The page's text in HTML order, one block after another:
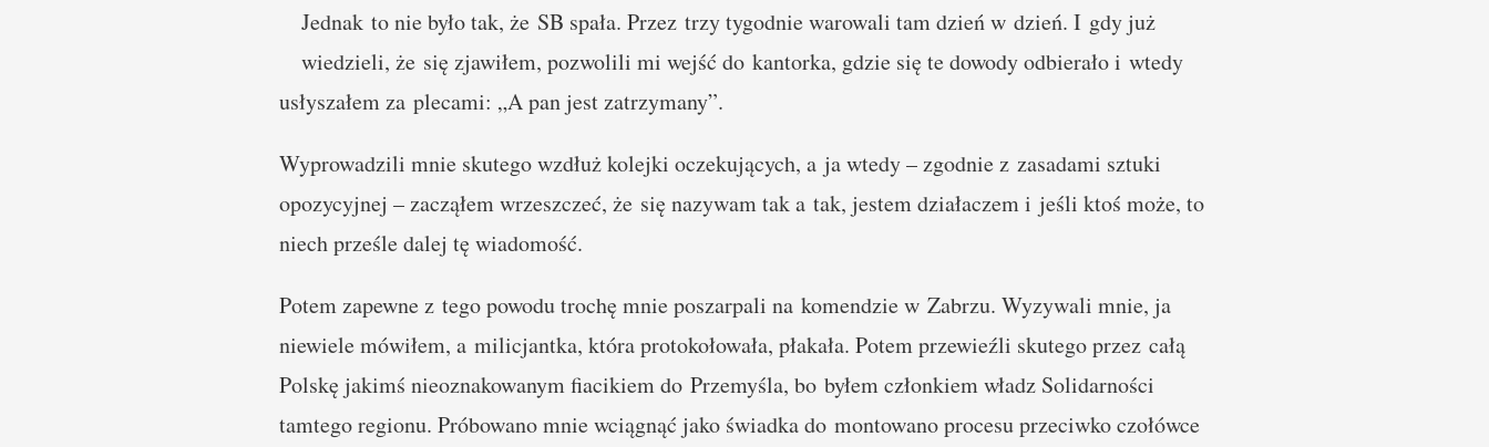
Jednak to nie było tak, że SB spała. Przez trzy tygodnie warowali tam dzień w dzień. I gdy już
wiedzieli, że się zjawiłem, pozwolili mi wejść do kantorka, gdzie się te dowody odbierało i wtedy
usłyszałem za plecami: „A pan jest zatrzymany”.
Wyprowadzili mnie skutego wzdłuż kolejki oczekujących, a ja wtedy – zgodnie z zasadami sztuki
opozycyjnej – zacząłem wrzeszczeć, że się nazywam tak a tak, jestem działaczem i jeśli ktoś może, to
niech prześle dalej tę wiadomość.
Potem zapewne z tego powodu trochę mnie poszarpali na komendzie w Zabrzu. Wyzywali mnie, ja
niewiele mówiłem, a milicjantka, która protokołowała, płakała. Potem przewieźli skutego przez całą
Polskę jakimś nieoznakowanym fiacikiem do Przemyśla, bo byłem członkiem władz Solidarności
tamtego regionu. Próbowano mnie wciągnąć jako świadka do montowano procesu przeciwko czołówce